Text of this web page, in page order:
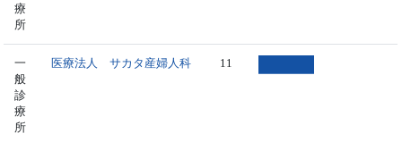
療
所
一
般
診
療
所
医療法人 サカタ産婦人科 11